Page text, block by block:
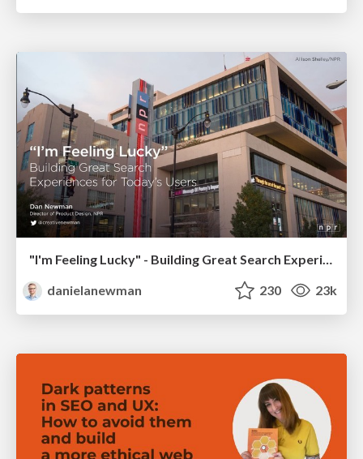
"I'm Feeling Lucky" - Building Great Search Experiences for Today's Users (#IAC19)
danielanewman
230 23k